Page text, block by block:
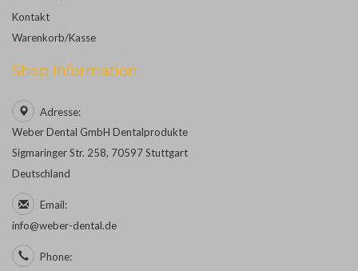
Kontakt
Warenkorb/Kasse
Shop Information
Adresse:
Weber Dental GmbH Dentalprodukte
Sigmaringer Str. 258, 70597 Stuttgart
Deutschland
Email:
info@weber-dental.de
Phone: